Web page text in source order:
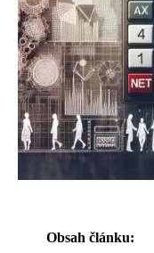
Obsah článku: